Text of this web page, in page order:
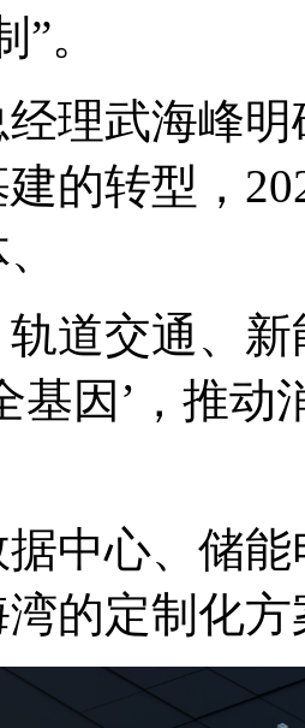
。
理武海峰
的转型，
道交通、
基因’，推
中心、储
的定制化方